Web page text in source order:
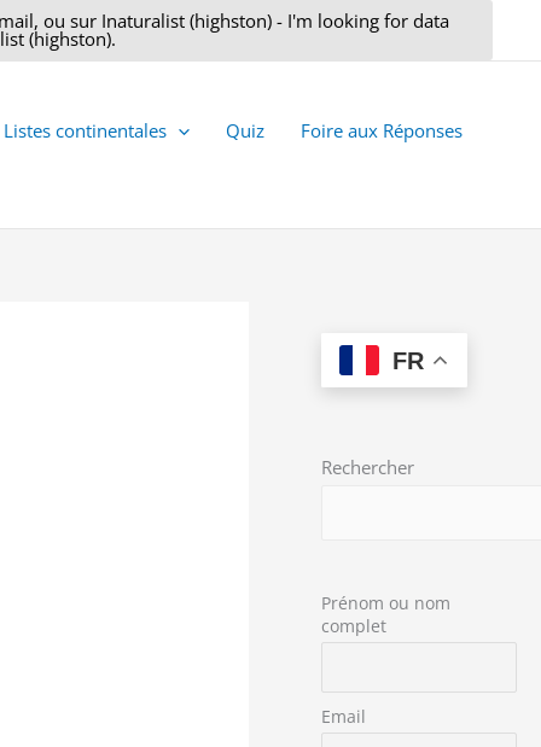
ou sur Inaturalist (highston) - I'm looking for data
(highston).
Listes continentales Quiz
Foire aux Réponses
FR
Rechercher
Prénom ou nom
complet
Email